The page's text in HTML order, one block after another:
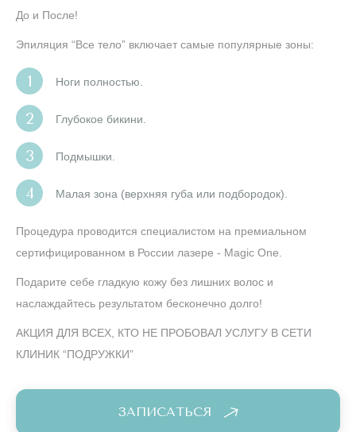
До и После!
Эпиляция “Все тело” включает самые популярные зоны:
Ноги полностью.
Глубокое бикини.
Подмышки.
Малая зона (верхняя губа или подбородок).
Процедура проводится специалистом на премиальном
сертифицированном в России лазере - Magic One.
Подарите себе гладкую кожу без лишних волос и
наслаждайтесь результатом бесконечно долго!
АКЦИЯ ДЛЯ ВСЕХ, КТО НЕ ПРОБОВАЛ УСЛУГУ В СЕТИ
КЛИНИК “ПОДРУЖКИ”
ЗАПИСАТЬСЯ